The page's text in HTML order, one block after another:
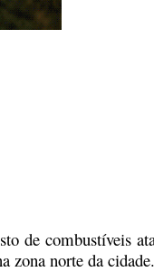
de combustíveis
zona norte da cidade.